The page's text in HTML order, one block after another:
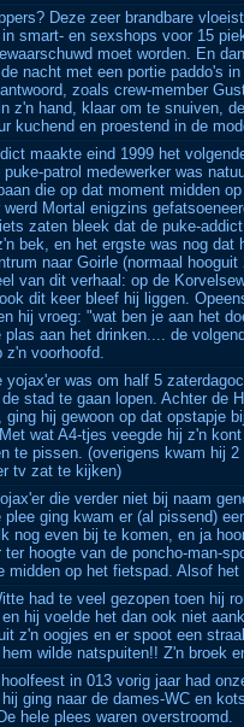
Deze zeer brandbare
smart- en sexshops voor 15
moet worden. En
nacht met een portie paddo's
zoals crew-member
z'n hand, klaar om te snuiven,
kuchend en proestend in de
maakte eind 1999 het
puke-patrol medewerker was
die op dat moment midden
werd Mortal enigzins
zaten bleek dat de puke-
bek, en het ergste was nog dat
naar Goirle (normaal
van dit verhaal: op de
dit keer bleef hij liggen.
hij vroeg: "wat ben je aan het
plas aan het drinken.... de
z'n voorhoofd.
yojax'er was om half 5
stad te gaan lopen. Achter de
ging hij gewoon op dat opstapje
wat A4-tjes veegde hij z'n
te pissen. (overigens kwam hij
tv zat te kijken)
die verder niet bij naam
plee ging kwam er (al pissend)
nog even bij te komen, en ja
ter hoogte van de poncho-man-
midden op het fietspad. Alsof
had te veel gezopen toen hij
hij voelde het dan ook niet
z'n oogjes en er spoot een
wilde natspuiten!! Z'n broek
in 013 vorig jaar had
ging naar de dames-WC en
hele plees waren overstroomd.